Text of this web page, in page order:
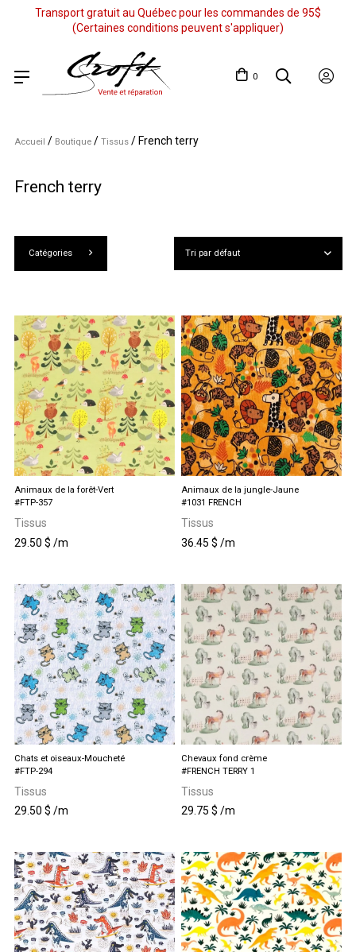
Transport gratuit au Québec pour les commandes de 95$
(Certaines conditions peuvent s'appliquer)
0
Accueil / Boutique/ Tissus/ French terry
French terry
Catégories
Animaux de la forêt-Vert
29.50 $ /m
#FTP-357
Tissus
Animaux de la jungle-Jaune
36.45$ /m
#1031 FRENCH
Tissus
Chats et oiseaux-Moucheté
29.50 $ /m
#FTP-294
Tissus
Chevaux fond crème
29.75$ /m
#FRENCH TERRY 1
Tissus